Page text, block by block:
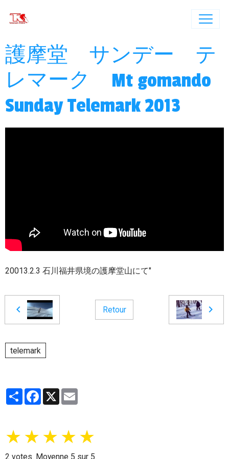
護摩堂 サンデー テ
レマーク Mt gomando
Sunday Telemark 2013
20013.2.3 石川福井県境の護摩堂山にて"
Retour
telemark
PartagerFacebook
X
★★★★★
2 votes. Moyenne 5 sur 5.